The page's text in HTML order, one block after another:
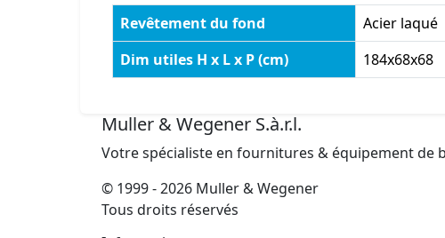
Revêtement du fond Acier laqué
Dim utiles H x L x P (cm)
184x68x68
Muller & Wegener S.à.r.l.
Votre spécialiste en fournitures & équipement de
© 1999 - 2026 Muller & Wegener
Tous droits réservés